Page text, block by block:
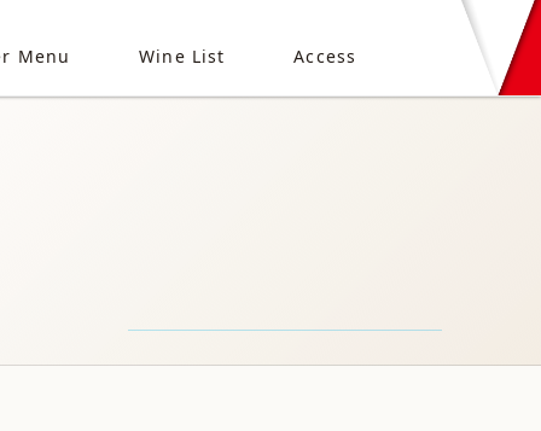
Menu Wine List Access